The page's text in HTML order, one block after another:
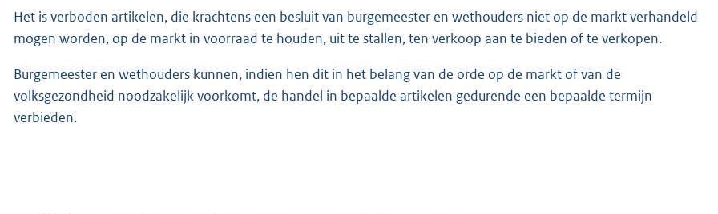
Het is verboden artikelen, die krachtens een besluit van burgemeester en wethouders niet op de markt verhandeld
mogen worden, op de markt in voorraad te houden, uit te stallen, ten verkoop aan te bieden of te verkopen.
Burgemeester en wethouders kunnen, indien hen dit in het belang van de orde op de markt of van de
volksgezondheid noodzakelijk voorkomt, de handel in bepaalde artikelen gedurende een bepaalde termijn
verbieden.